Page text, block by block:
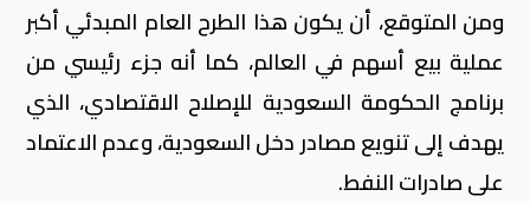
ومن المتوقع، أن يكون هذا الطرح العام المبدئي أكبر
عملية بيع أسهم في العالم، كما أنه جزء رئيسي من
برنامج الحكومة السعودية للإصلاح الاقتصادي، الذي
يهدف إلى تنويع مصادر دخل السعودية، وعدم الاعتماد
على صادرات النفط.